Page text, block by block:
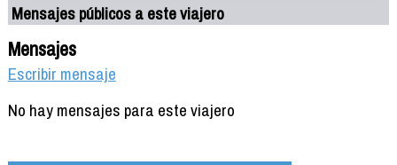
Mensajes públicos a este viajero
Mensajes
Escribir mensaje
No hay mensajes para este viajero